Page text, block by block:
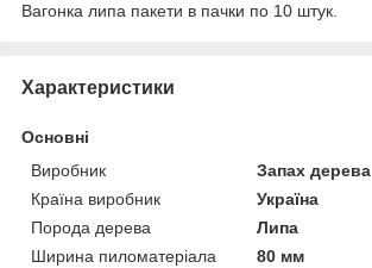
Вагонка липа пакети в пачки по 10 штук.
Характеристики
Основні
Виробник
Запах дерева
Країна виробник
Україна
Порода дерева
Липа
Ширина пиломатеріала
80 мм